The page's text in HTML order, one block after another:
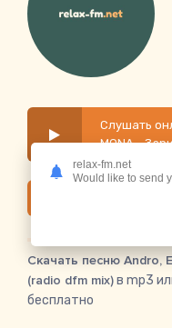
Слушать
MONA -
Скачать песню Andro,
(radio dfm mix)в mp3
бесплатно
relax-fm.net
Would like to send